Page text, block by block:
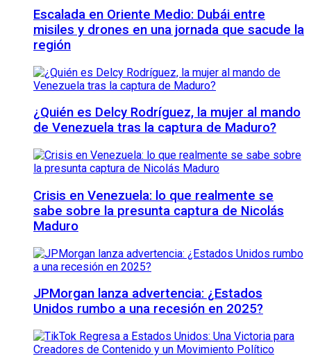
Escalada en Oriente Medio: Dubái entre
misiles y drones en una jornada que sacude la
región
¿Quién es Delcy Rodríguez, la mujer al mando
de Venezuela tras la captura de Maduro?
Crisis en Venezuela: lo que realmente se
sabe sobre la presunta captura de Nicolás
Maduro
JPMorgan lanza advertencia: ¿Estados
Unidos rumbo a una recesión en 2025?